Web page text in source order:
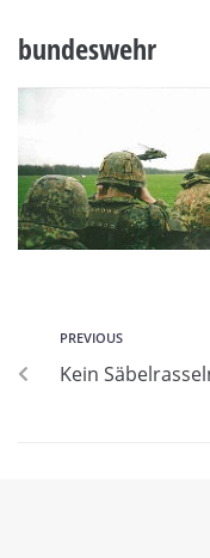
bundeswehr
PREVIOUS
Kein